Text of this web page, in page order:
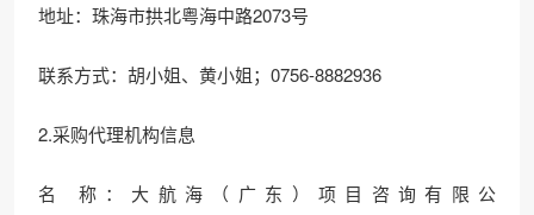
地址：珠海市拱北粤海中路2073号
联系方式：胡小姐、黄小姐；0756-8882936
2.采购代理机构信息
名 称：大航海（广东）项目咨询有限公